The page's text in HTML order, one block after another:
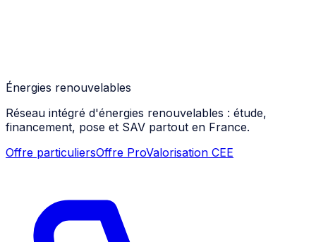
Énergies renouvelables
Réseau intégré d'énergies renouvelables : étude,
financement, pose et SAV partout en France.
Offre particuliersOffre ProValorisation CEE